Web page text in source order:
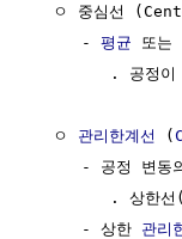
ㅇ 중심선
     -
평균 또는
. 공정이
  ㅇ
관리한계선 (
- 공정 변동
. 상한선
     - 상한
관리